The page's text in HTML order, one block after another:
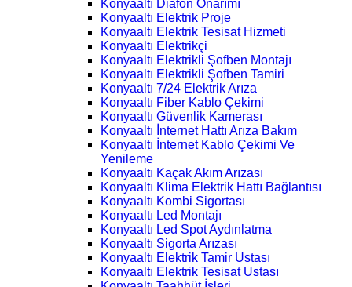
Konyaaltı Diafon Onarımı
Konyaaltı Elektrik Proje
Konyaaltı Elektrik Tesisat Hizmeti
Konyaaltı Elektrikçi
Konyaaltı Elektrikli Şofben Montajı
Konyaaltı Elektrikli Şofben Tamiri
Konyaaltı 7/24 Elektrik Arıza
Konyaaltı Fiber Kablo Çekimi
Konyaaltı Güvenlik Kamerası
Konyaaltı İnternet Hattı Arıza Bakım
Konyaaltı İnternet Kablo Çekimi Ve
Yenileme
Konyaaltı Kaçak Akım Arızası
Konyaaltı Klima Elektrik Hattı Bağlantısı
Konyaaltı Kombi Sigortası
Konyaaltı Led Montajı
Konyaaltı Led Spot Aydınlatma
Konyaaltı Sigorta Arızası
Konyaaltı Elektrik Tamir Ustası
Konyaaltı Elektrik Tesisat Ustası